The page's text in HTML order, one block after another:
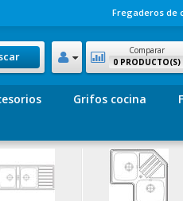
Fregaderos de
Comparar
0 PRODUCTO(S)
Grifos cocina